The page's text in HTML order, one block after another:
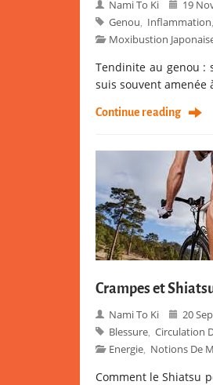
Nami To Ki
19
Genou
Inflammation
Moxibustion
Tendinite au genou :
suis souvent
Continue reading
Crampes et
Nami To Ki
20
Blessure Circulation
Energie Notions De
Comment le Shiatsu